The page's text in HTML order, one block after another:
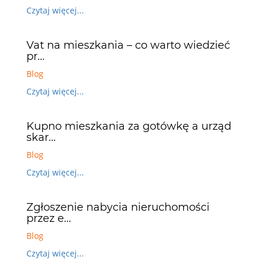
Czytaj więcej...
Vat na mieszkania – co warto wiedzieć
pr...
Blog
Czytaj więcej...
Kupno mieszkania za gotówkę a urząd
skar...
Blog
Czytaj więcej...
Zgłoszenie nabycia nieruchomości
przez e...
Blog
Czytaj więcej...